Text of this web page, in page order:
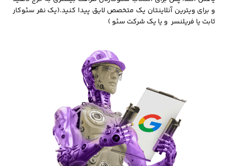
و برای ویترین آنلاینتان یک متخصص لایق پیدا کنید.(یک نفر سئوکار
ثابت یا فریلنسر و یا یک شرکت سئو )